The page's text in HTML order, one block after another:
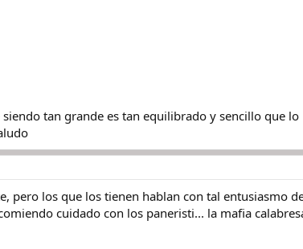
tan grande es tan equilibrado y sencillo que lo
pero los que los tienen hablan con tal entusiasmo
cuidado con los paneristi... la mafia